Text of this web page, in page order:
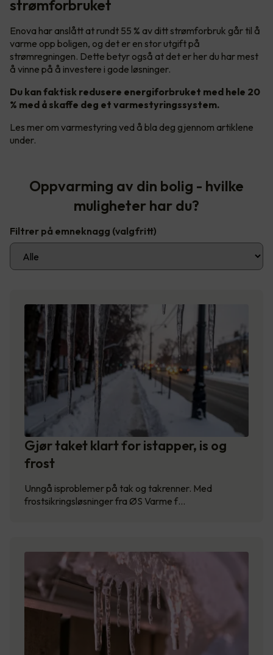
strømforbruket
Enova har anslått at rundt 55 % av ditt strømforbruk går til å
varme opp boligen, og det er en stor utgift på
strømregningen. Dette betyr også at det er her du har mest
å vinne på å investere i gode løsninger.
Du kan faktisk redusere energiforbruket med hele 20
% med å skaffe deg et varmestyringssystem.
Les mer om varmestyring ved å bla deg gjennom artiklene
under.
Oppvarming av din bolig - hvilke
muligheter har du?
Filtrer på emneknagg (valgfritt)
Gjør taket klart for istapper, is og
frost
Unngå isproblemer på tak og takrenner. Med
frostsikringsløsninger fra ØS Varme f…